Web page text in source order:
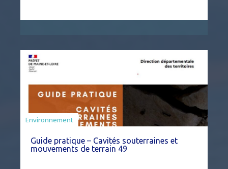
Environnement
Guide pratique – Cavités souterraines et
mouvements de terrain 49